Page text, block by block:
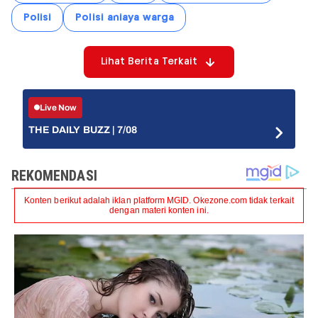
Polisi Polisi aniaya warga
Lihat Berita Terkait
Live Now
THE DAILY BUZZ | 7/08